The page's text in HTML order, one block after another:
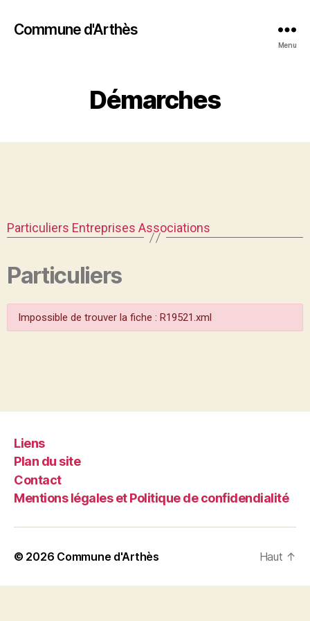
Commune d'Arthès
Menu
Démarches
Particuliers Entreprises Associations
Particuliers
Impossible de trouver la fiche : R19521.xml
Liens
Plan du site
Contact
Mentions légales et Politique de confidendialité
© 2026 Commune d'Arthès Haut ↑